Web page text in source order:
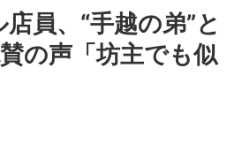
員、“手越の弟”と
の声「坊主でも似